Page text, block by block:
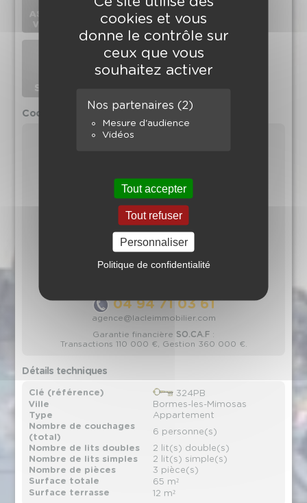
cookies et vous
donne le contrôle sur
ceux que vous
souhaitez activer
Nos partenaires (2)
Mesure d'audience
Vidéos
Tout accepter
Tout refuser
Personnaliser
Politique de confidentialité
Coordonnées de l'agence
La Clé Immobilier
Résidence Les Jardins du Golfe
410, Boulevard de la plage
04 94 71 03 61
agence@lacleimmobilier.com
Garantie financière SO.CA.F :
Transactions 110 000 €, Gestion 360 000 €.
Détails techniques
Clé (référence)
324PB
Ville
Bormes-les-Mimosas
Type
Appartement
Nombre de couchages
(total)
6 personne(s)
Nombre de lits doubles
2 lit(s) double(s)
Nombre de lits simples
2 lit(s) simple(s)
Nombre de pièces
3 pièce(s)
Surface totale
65 m²
Surface terrasse
12 m²